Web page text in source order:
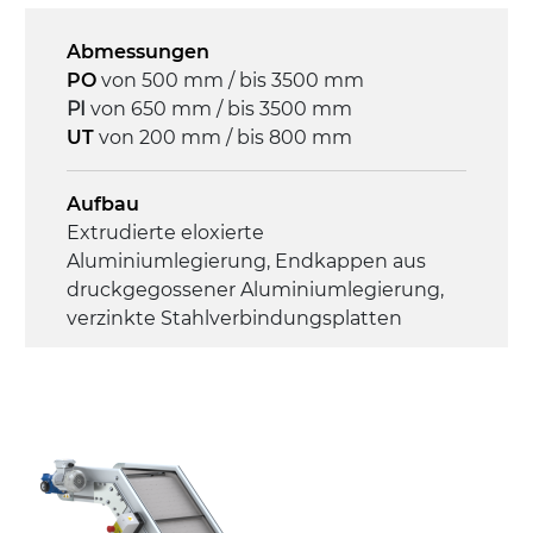
Geschwindigkeit
4,6 m/Minute
Steuerung
On/Off, E-Stopp, Motor-
Überlastungsschutz
Abmessungen
PO von 500 mm / bis 3500 mm
PI von 650 mm / bis 3500 mm
UT von 200 mm / bis 800 mm
Aufbau
Extrudierte eloxierte
Aluminiumlegierung, Endkappen aus
druckgegossener Aluminiumlegierung,
verzinkte Stahlverbindungsplatten
Ständer